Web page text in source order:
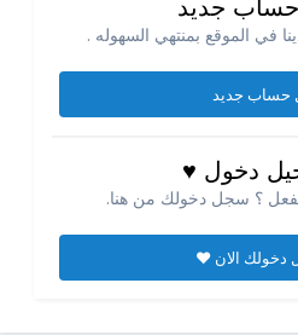
جديد
في الموقع بمنتهي السهوله .
جديد
دخول ♥
؟ سجل دخولك من هنا.
الان ♥